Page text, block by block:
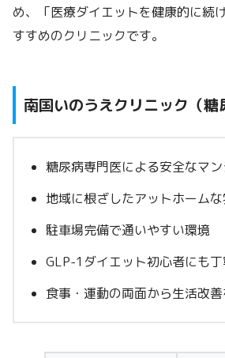
め、「医療ダイエットを健康的に続
すすめのクリニックです。
南国いのうえクリニック（糖
糖尿病専門医による安全なマ
地域に根ざしたアットホーム
駐車場完備で通いやすい環境
GLP-1ダイエット初心者にも
食事・運動の両面から生活改